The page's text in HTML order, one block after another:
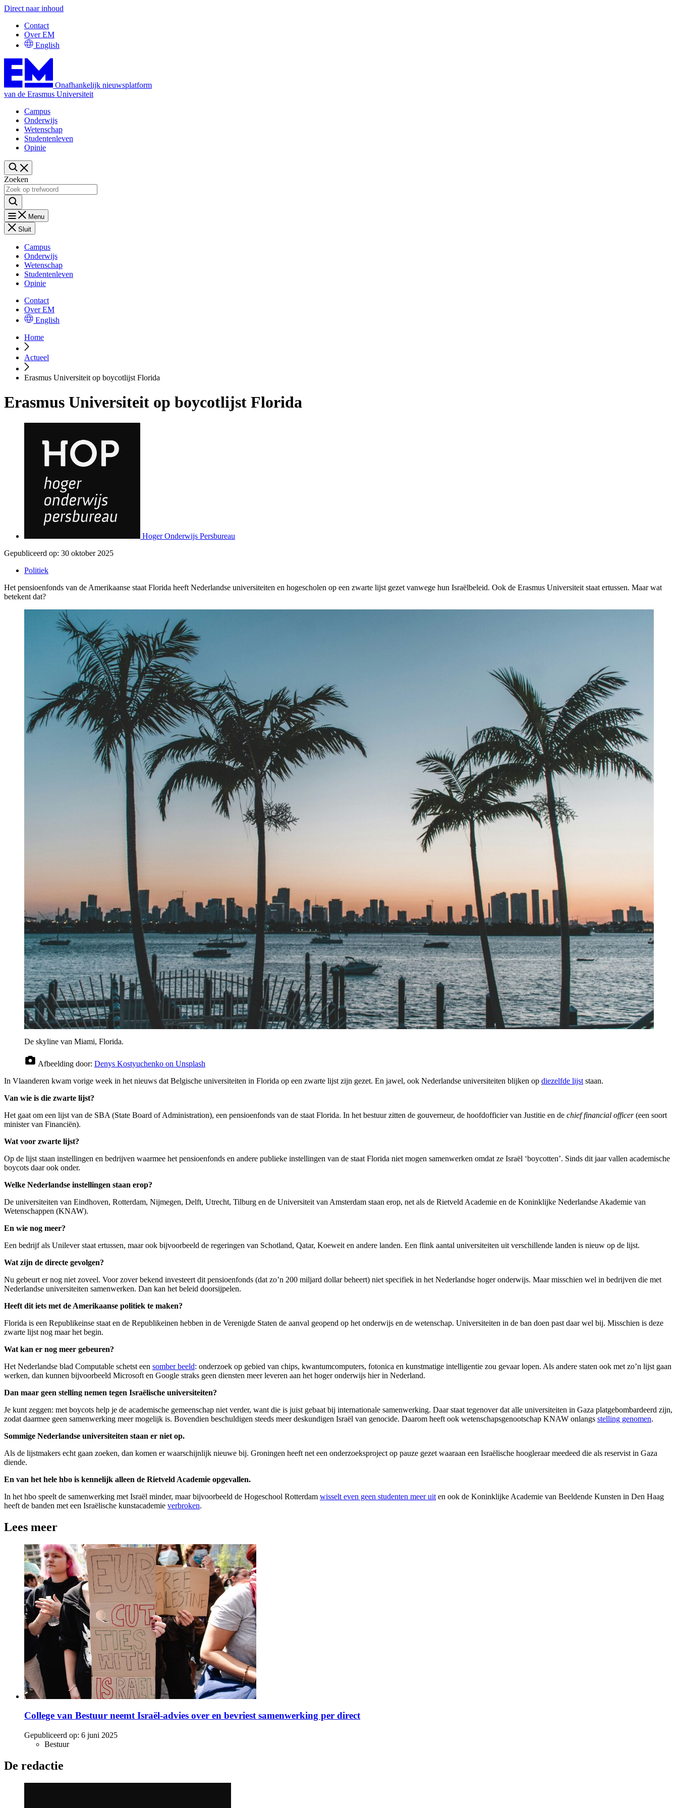
Direct naar inhoud
Contact
Over EM
English
Onafhankelijk nieuwsplatform
van de Erasmus Universiteit
Campus
Onderwijs
Wetenschap
Studentenleven
Opinie
Zoeken
Menu
Sluit
Campus
Onderwijs
Wetenschap
Studentenleven
Opinie
Contact
Over EM
English
Home
Actueel
Erasmus Universiteit op boycotlijst Florida
Erasmus Universiteit op boycotlijst Florida
Hoger Onderwijs Persbureau
Gepubliceerd op: 30 oktober 2025
Politiek
Het pensioenfonds van de Amerikaanse staat Florida heeft Nederlandse universiteiten en hogescholen op een zwarte lijst gezet vanwege hun Israëlbeleid. Ook de Erasmus Universiteit staat ertussen. Maar wat
betekent dat?
De skyline van Miami, Florida.
Afbeelding door: Denys Kostyuchenko on Unsplash
In Vlaanderen kwam vorige week in het nieuws dat Belgische universiteiten in Florida op een zwarte lijst zijn gezet. En jawel, ook Nederlandse universiteiten blijken op diezelfde lijst staan.
Van wie is die zwarte lijst?
Het gaat om een lijst van de SBA (State Board of Administration), een pensioenfonds van de staat Florida. In het bestuur zitten de gouverneur, de hoofdofficier van Justitie en de chief financial officer(een soort
minister van Financiën).
Wat voor zwarte lijst?
Op de lijst staan instellingen en bedrijven waarmee het pensioenfonds en andere publieke instellingen van de staat Florida niet mogen samenwerken omdat ze Israël ‘boycotten’. Sinds dit jaar vallen academische
boycots daar ook onder.
Welke Nederlandse instellingen staan erop?
De universiteiten van Eindhoven, Rotterdam, Nijmegen, Delft, Utrecht, Tilburg en de Universiteit van Amsterdam staan erop, net als de Rietveld Academie en de Koninklijke Nederlandse Akademie van
Wetenschappen (KNAW).
En wie nog meer?
Een bedrijf als Unilever staat ertussen, maar ook bijvoorbeeld de regeringen van Schotland, Qatar, Koeweit en andere landen. Een flink aantal universiteiten uit verschillende landen is nieuw op de lijst.
Wat zijn de directe gevolgen?
Nu gebeurt er nog niet zoveel. Voor zover bekend investeert dit pensioenfonds (dat zo’n 200 miljard dollar beheert) niet specifiek in het Nederlandse hoger onderwijs. Maar misschien wel in bedrijven die met
Nederlandse universiteiten samenwerken. Dan kan het beleid doorsijpelen.
Heeft dit iets met de Amerikaanse politiek te maken?
Florida is een Republikeinse staat en de Republikeinen hebben in de Verenigde Staten de aanval geopend op het onderwijs en de wetenschap. Universiteiten in de ban doen past daar wel bij. Misschien is deze
zwarte lijst nog maar het begin.
Wat kan er nog meer gebeuren?
Het Nederlandse blad Computable schetst een somber beeld: onderzoek op gebied van chips, kwantumcomputers, fotonica en kunstmatige intelligentie zou gevaar lopen. Als andere staten ook met zo’n lijst gaan
werken, dan kunnen bijvoorbeeld Microsoft en Google straks geen diensten meer leveren aan het hoger onderwijs hier in Nederland.
Dan maar geen stelling nemen tegen Israëlische universiteiten?
Je kunt zeggen: met boycots help je de academische gemeenschap niet verder, want die is juist gebaat bij internationale samenwerking. Daar staat tegenover dat alle universiteiten in Gaza platgebombardeerd zijn,
zodat daarmee geen samenwerking meer mogelijk is. Bovendien beschuldigen steeds meer deskundigen Israël van genocide. Daarom heeft ook wetenschapsgenootschap KNAW onlangs stelling genomen.
Sommige Nederlandse universiteiten staan er niet op.
Als de lijstmakers echt gaan zoeken, dan komen er waarschijnlijk nieuwe bij. Groningen heeft net een onderzoeksproject op pauze gezet waaraan een Israëlische hoogleraar meedeed die als reservist in Gaza
diende.
En van het hele hbo is kennelijk alleen de Rietveld Academie opgevallen.
In het hbo speelt de samenwerking met Israël minder, maar bijvoorbeeld de Hogeschool Rotterdam wisselt even geen studenten meer uit en ook de Koninklijke Academie van Beeldende Kunsten in Den Haag
heeft de banden met een Israëlische kunstacademie verbroken.
Lees meer
College van Bestuur neemt Israël-advies over en bevriest samenwerking per direct
Gepubliceerd op: 6 juni 2025
Bestuur
De redactie